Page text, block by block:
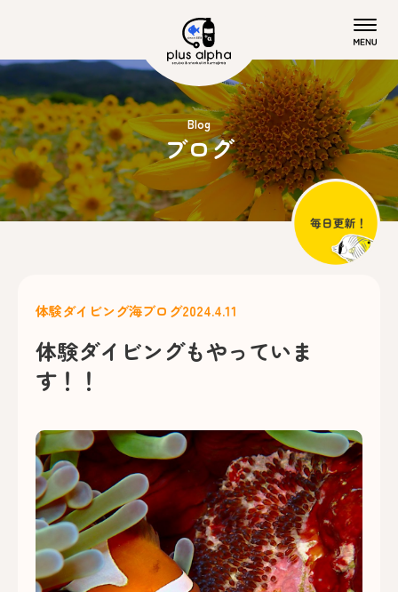
Blog
ブログ
体験ダイビング海ブログ2024.4.11
体験ダイビングもやっていま
す！！